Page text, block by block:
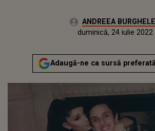
Autor:ANDREEA
miercuri, 19 mai 2021Actualizat:
duminică, 24 iulie 2022
Adaugă-ne ca sursă